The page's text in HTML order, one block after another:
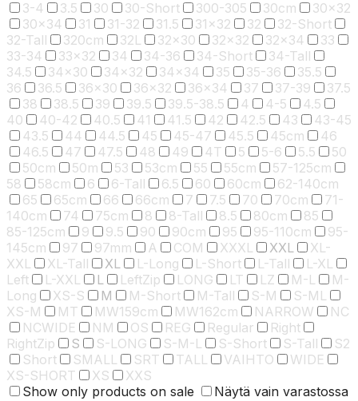
3-4
3.5 30 30-Short 300-305 30cm
30x32
30x34
31 31-32 31.5 31x32 32
32-Short
32-Tall
320cm 32L 32x30 32x32 32x34
33
33-34
33x32 34 34-36 34-Short
34-Tall
34.5
34x30 34x32 34x34 35 35-36
35.5
36
36.5 36x30 36x32 36x34 37 37-39
37.5
38
38.5 39 39.5 39.5-38.5 4 4-5
4.5
40
40-42 40.5 41 41.5 42 42.5 43
43-45
43.5
44 44.5 45 45-47 45.5 45cm
46
46.5
47 47.5 48 49 4T 5 5-6 5.5
50
50cm
50m 53 53cm 55 55cm
57-125cm
58
58cm 6 6-Tall 6.5 60 60cm
62-140cm
65
65cm 66 66cm 7 7.5 70 70cm
71-
140cm
74 75cm 8 8-Tall 8.5 80cm
85
85-125cm
9 9.5 90 90cm 95 95-110cm
95-
145cm
97 97mm A COM XXXL XXL
XL-
XXL
XL-Tall XL L-Long L-Short L-Tall
L-XL
Left
L-XXL L LeftZip LONG LT LZ M-L
M-
Long
XS-S M M-Short M-Tall S-M
S-ML
XS-M
MT MW159cm MW162cm NARROW
NC
NCWIDE
NM OS REG Regular
Right
RightZip
S S-LONG S-M-L S-Short S-Tall
S2
Short
SMALL SRT TALL VAIHTO
WIDE
XS-SHORT
XS
XXS
Show only products on sale
Näytä vain varastossa